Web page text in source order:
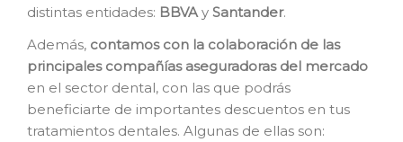
distintas entidades: BBVAy Santander.
Además, contamos con la colaboración de las
principales compañías aseguradoras del mercado
en el sector dental, con las que podrás
beneficiarte de importantes descuentos en tus
tratamientos dentales. Algunas de ellas son: